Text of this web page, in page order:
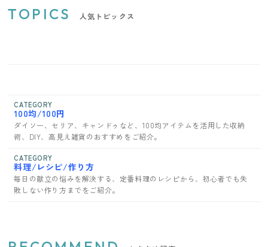
TOPICS 人気トピックス
CATEGORY
100均/100円
ダイソー、セリア、キャンドゥなど、100均アイテムを活用した収納
術、DIY、高見え雑貨のおすすめをご紹介。
CATEGORY
料理/レシピ/作り方
毎日の献立の悩みを解決する、定番料理のレシピから、初心者でも失
敗しない作り方までをご紹介。